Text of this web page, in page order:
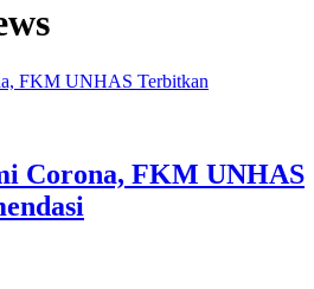
Corona, FKM UNHAS